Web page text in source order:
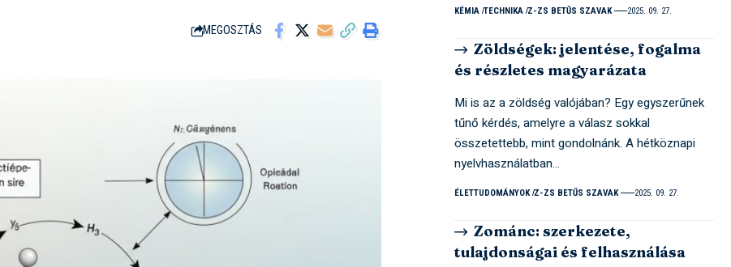
MEGOSZTÁS
KÉMIA TECHNIKA Z-ZS BETŰS SZAVAK 2025. 09. 27.
Zöldségek: jelentése, fogalma
és részletes magyarázata
Mi is az a zöldség valójában? Egy egyszerűnek
tűnő kérdés, amelyre a válasz sokkal
összetettebb, mint gondolnánk. A hétköznapi
nyelvhasználatban…
ÉLETTUDOMÁNYOK Z-ZS BETŰS SZAVAK 2025. 09. 27.
Zománc: szerkezete,
tulajdonságai és felhasználása